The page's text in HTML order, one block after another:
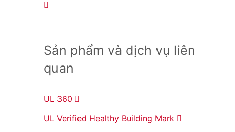
Sản phẩm và dịch vụ liên
quan
UL 360
UL Verified Healthy Building Mark